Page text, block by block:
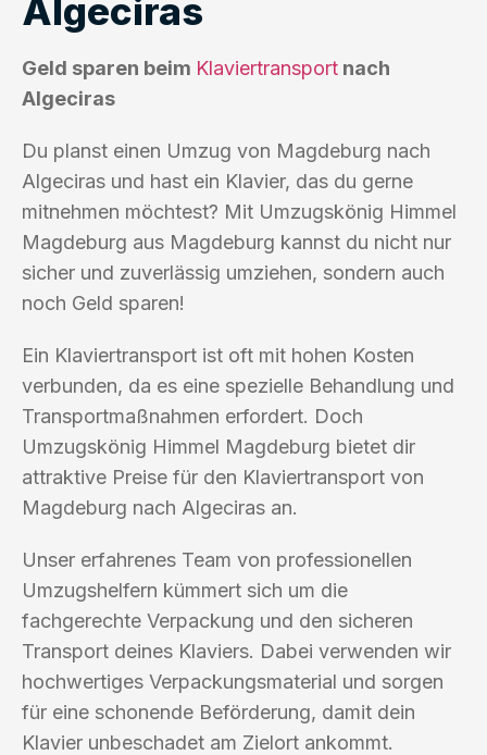
Algeciras
Geld sparen beim Klaviertransport nach
Algeciras
Du planst einen Umzug von Magdeburg nach
Algeciras und hast ein Klavier, das du gerne
mitnehmen möchtest? Mit Umzugskönig Himmel
Magdeburg aus Magdeburg kannst du nicht nur
sicher und zuverlässig umziehen, sondern auch
noch Geld sparen!
Ein Klaviertransport ist oft mit hohen Kosten
verbunden, da es eine spezielle Behandlung und
Transportmaßnahmen erfordert. Doch
Umzugskönig Himmel Magdeburg bietet dir
attraktive Preise für den Klaviertransport von
Magdeburg nach Algeciras an.
Unser erfahrenes Team von professionellen
Umzugshelfern kümmert sich um die
fachgerechte Verpackung und den sicheren
Transport deines Klaviers. Dabei verwenden wir
hochwertiges Verpackungsmaterial und sorgen
für eine schonende Beförderung, damit dein
Klavier unbeschadet am Zielort ankommt.